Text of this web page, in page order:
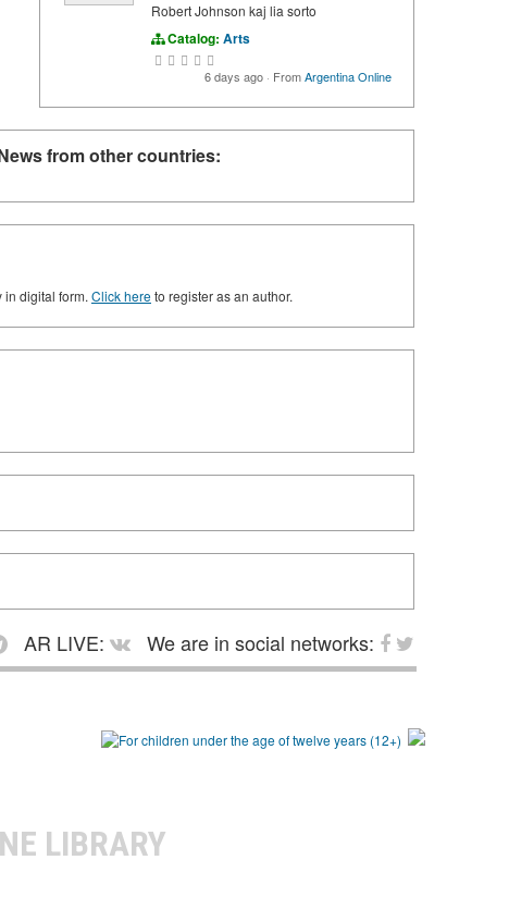
Robert Johnson kaj lia sorto
Catalog: Arts
6 days ago · FromArgentina Online
from other countries:
in digital form.Click hereto register as an author.
AR LIVE:
We are in social networks:
LIBRARY